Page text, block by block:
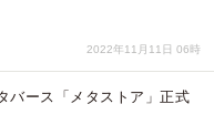
2022年11月11日 06時
バース「メタストア」正式